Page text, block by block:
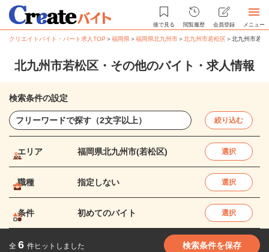
後で見る 閲覧履歴 会員登録 メニュー
クリエイトバイト・パート求人TOP ＞福岡県＞福岡県北九州市＞北九州市若松区＞北九州市若
北九州市若松区・その他のバイト・求人情報
検索条件の設定
絞り込む
エリア 福岡県北九州市(若松区) 選択
職種 指定しない 選択
条件 初めてのバイト 選択
全 6 件ヒットしました 検索条件を保存